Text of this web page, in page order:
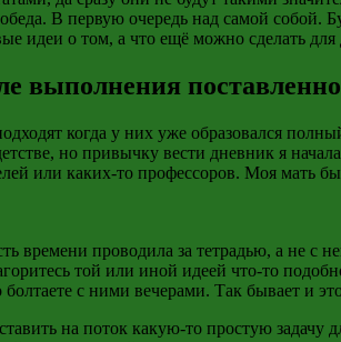
В первую очередь над самой собой.
идеи о том, а что ещё можно сделать
выполнения
когда у них уже образовался
но привычку вести дневник я
или каких-то профессоров. Моя мать
проводила за тетрадью, а не с
той или иной идеей что-то
с ними вечерами. Так бывает и
на поток какую-то простую